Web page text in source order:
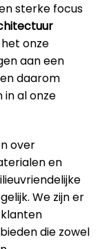
sterke focus
onze
aan een
daarom
in al onze
over
en
We zijn er
die zowel